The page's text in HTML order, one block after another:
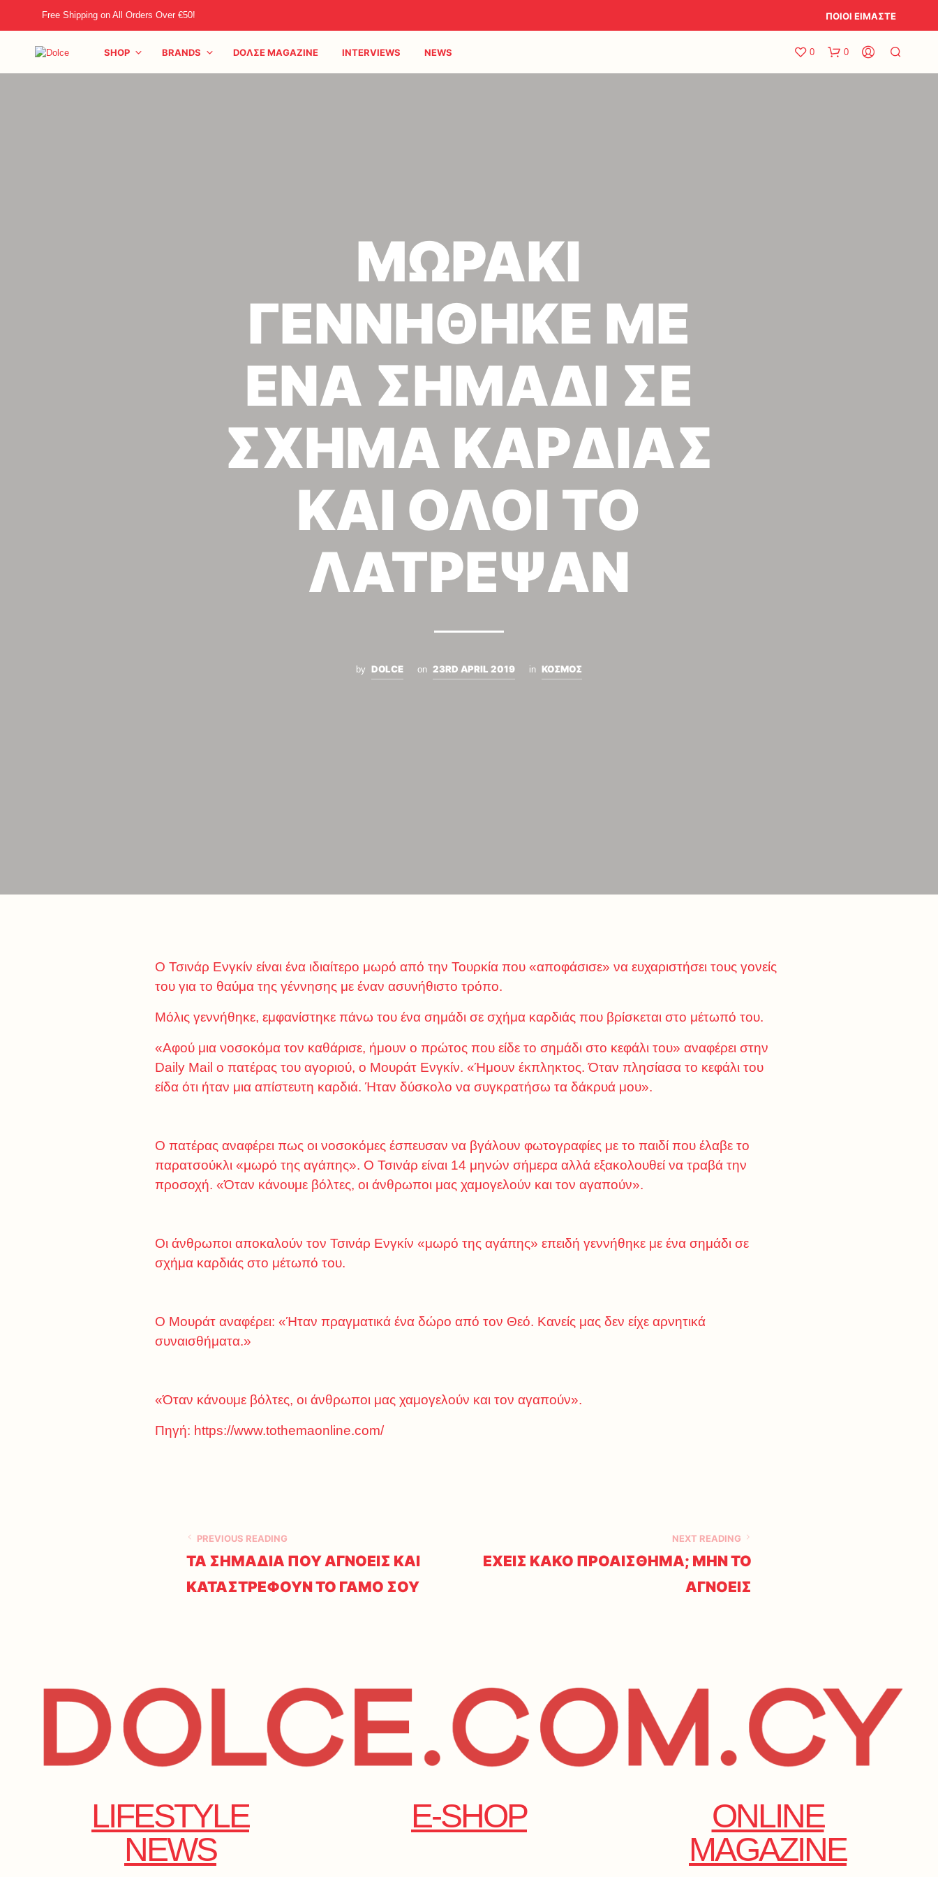
Free Shipping on All Orders Over €50! ΠΟΙΟΙ ΕΙΜΑΣΤΕ
SHOP BRANDS DOΛΣE MAGAZINE INTERVIEWS NEWS 0 0
ΜΩΡΑΚΙ
ΓΕΝΝΗΘΗΚΕ ΜΕ
ΕΝΑ ΣΗΜΑΔΙ ΣΕ
ΣΧΗΜΑ ΚΑΡΔΙΑΣ
ΚΑΙ ΟΛΟΙ ΤΟ
ΛΑΤΡΕΨΑΝ
by DOLCE on 23RD APRIL 2019 in ΚΟΣΜΟΣ
Ο Τσινάρ Ενγκίν είναι ένα ιδιαίτερο μωρό από την Τουρκία που «αποφάσισε» να ευχαριστήσει τους γονείς
του για το θαύμα της γέννησης με έναν ασυνήθιστο τρόπο.
Μόλις γεννήθηκε, εμφανίστηκε πάνω του ένα σημάδι σε σχήμα καρδιάς που βρίσκεται στο μέτωπό του.
«Αφού μια νοσοκόμα τον καθάρισε, ήμουν ο πρώτος που είδε το σημάδι στο κεφάλι του» αναφέρει στην
Daily Mail ο πατέρας του αγοριού, ο Μουράτ Ενγκίν. «Ήμουν έκπληκτος. Όταν πλησίασα το κεφάλι του
είδα ότι ήταν μια απίστευτη καρδιά. Ήταν δύσκολο να συγκρατήσω τα δάκρυά μου».
Ο πατέρας αναφέρει πως οι νοσοκόμες έσπευσαν να βγάλουν φωτογραφίες με το παιδί που έλαβε το
παρατσούκλι «μωρό της αγάπης». Ο Τσινάρ είναι 14 μηνών σήμερα αλλά εξακολουθεί να τραβά την
προσοχή. «Όταν κάνουμε βόλτες, οι άνθρωποι μας χαμογελούν και τον αγαπούν».
Οι άνθρωποι αποκαλούν τον Τσινάρ Ενγκίν «μωρό της αγάπης» επειδή γεννήθηκε με ένα σημάδι σε
σχήμα καρδιάς στο μέτωπό του.
Ο Μουράτ αναφέρει: «Ήταν πραγματικά ένα δώρο από τον Θεό. Κανείς μας δεν είχε αρνητικά
συναισθήματα.»
«Όταν κάνουμε βόλτες, οι άνθρωποι μας χαμογελούν και τον αγαπούν».
Πηγή: https://www.tothemaonline.com/
PREVIOUS READING
ΤΑ ΣΗΜΑΔΙΑ ΠΟΥ ΑΓΝΟΕΙΣ ΚΑΙ
ΚΑΤΑΣΤΡΕΦΟΥΝ ΤΟ ΓΑΜΟ ΣΟΥ
NEXT READING
ΕΧΕΙΣ ΚΑΚΟ ΠΡΟΑΙΣΘΗΜΑ; ΜΗΝ ΤΟ
ΑΓΝΟΕΙΣ
LIFESTYLE
NEWS
E-SHOP
ONLINE
MAGAZINE